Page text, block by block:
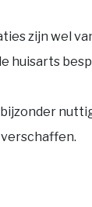
zijn wel
huisarts